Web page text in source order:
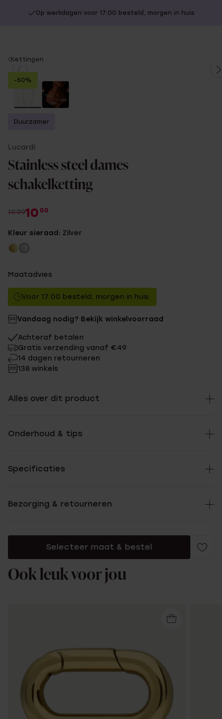
Op werkdagen voor 17:00 besteld, morgen in huis
You
are
here:
Kettingen
-50%
Duurzamer
Lucardi
Stainless steel dames
schakelketting
19.9910 00
Kleur sieraad: Zilver
Maatadvies
Voor 17:00 besteld, morgen in huis
Vandaag nodig? Bekijk winkelvoorraad
Achteraf betalen
Gratis verzending vanaf €49
14 dagen retourneren
138 winkels
Alles over dit product
Onderhoud & tips
Specificaties
Bezorging & retourneren
Selecteer maat & bestel
Ook leuk voor jou